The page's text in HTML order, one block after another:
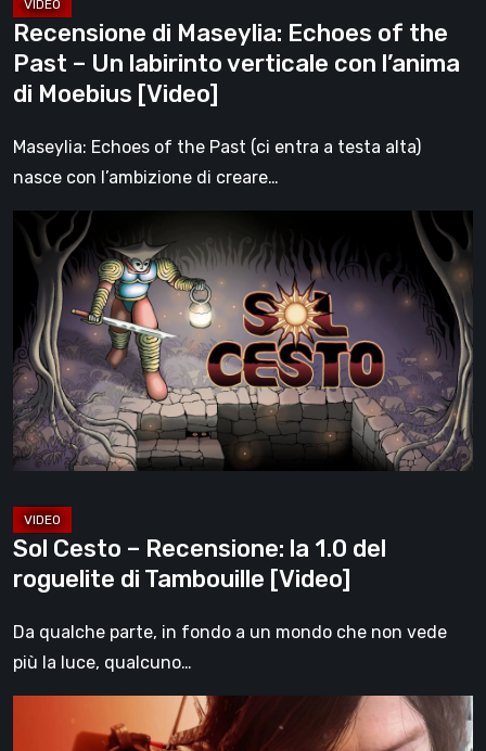
verticale
con
l’anima
di
Recensione di Maseylia: Echoes of the
Past – Un labirinto verticale con l’anima
di Moebius [Video]
Maseylia: Echoes of the Past (ci entra a testa alta)
nasce con l’ambizione di creare…
Cesto
Recensione:
la
1.0
del
roguelite
di
[Video]
Sol Cesto – Recensione: la 1.0 del
roguelite di Tambouille [Video]
Da qualche parte, in fondo a un mondo che non vede
più la luce, qualcuno…
Stranding